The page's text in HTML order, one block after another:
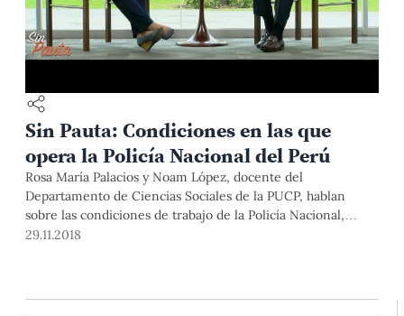
Sin Pauta: Condiciones en las que
opera la Policía Nacional del Perú
Rosa María Palacios y Noam López, docente del
Departamento de Ciencias Sociales de la PUCP, hablan
sobre las condiciones de trabajo de la Policía Nacional,
luego de la muerte de dos policías en el Rímac.
29.11.2018